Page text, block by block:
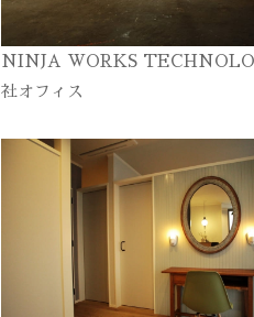
NINJA WORKS
社オフィス